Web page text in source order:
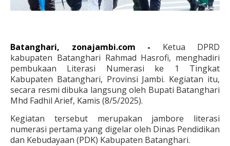
Batanghari, zonajambi.com - Ketua DPRD
kabupaten Batanghari Rahmad Hasrofi, menghadiri
pembukaan Literasi Numerasi ke 1 Tingkat
Kabupaten Batanghari, Provinsi Jambi. Kegiatan itu,
secara resmi dibuka langsung oleh Bupati Batanghari
Mhd Fadhil Arief, Kamis (8/5/2025).
Kegiatan tersebut merupakan jambore literasi
numerasi pertama yang digelar oleh Dinas Pendidikan
dan Kebudayaan (PDK) Kabupaten Batanghari.